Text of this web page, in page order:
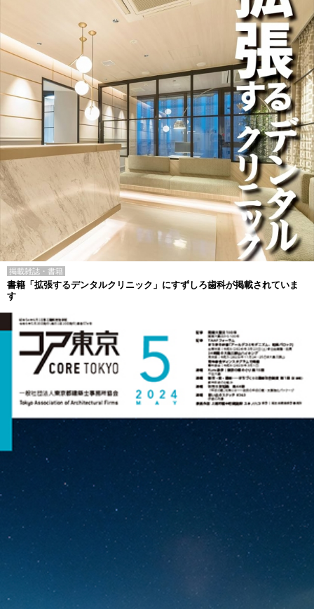
掲載雑誌・書籍
書籍「拡張するデンタルクリニック」にすずしろ歯科が掲載されていま
す